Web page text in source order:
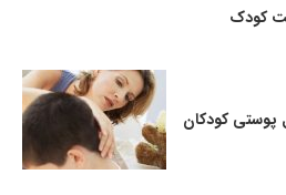
کودک
پوستی کودکان